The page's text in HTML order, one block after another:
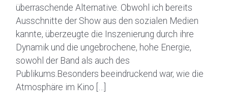
überraschende Alternative. Obwohl ich bereits
Ausschnitte der Show aus den sozialen Medien
kannte, überzeugte die Inszenierung durch ihre
Dynamik und die ungebrochene, hohe Energie,
sowohl der Band als auch des
Publikums.Besonders beeindruckend war, wie die
Atmosphäre im Kino […]